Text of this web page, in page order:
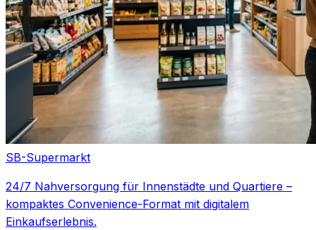
SB-Supermarkt
24/7 Nahversorgung für Innenstädte und Quartiere –
kompaktes Convenience-Format mit digitalem
Einkaufserlebnis.